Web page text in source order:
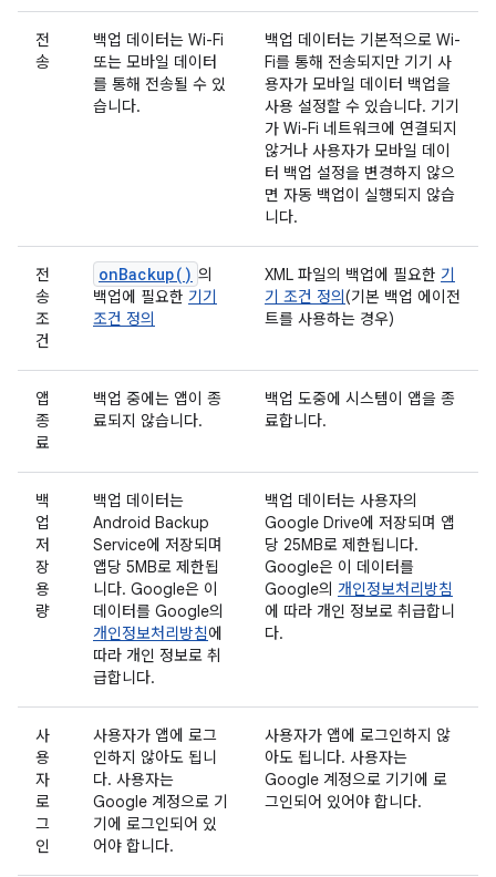
전
송
백업 데이터는 Wi-Fi
또는 모바일 데이터
를 통해 전송될 수 있
습니다.
백업 데이터는 기본적으로 Wi-
Fi를 통해 전송되지만 기기 사
용자가 모바일 데이터 백업을
사용 설정할 수 있습니다. 기기
가 Wi-Fi 네트워크에 연결되지
않거나 사용자가 모바일 데이
터 백업 설정을 변경하지 않으
면 자동 백업이 실행되지 않습
니다.
전
송
조
건
onBackup() 의
백업에 필요한 기기
조건 정의
XML 파일의 백업에 필요한 기
기 조건 정의(기본 백업 에이전
트를 사용하는 경우)
앱
종
료
백업 중에는 앱이 종
료되지 않습니다.
백업 도중에 시스템이 앱을 종
료합니다.
백
업
저
장
용
량
백업 데이터는
Android Backup
Service에 저장되며
앱당 5MB로 제한됩
니다. Google은 이
데이터를 Google의
개인정보처리방침에
따라 개인 정보로 취
급합니다.
백업 데이터는 사용자의
Google Drive에 저장되며 앱
당 25MB로 제한됩니다.
Google은 이 데이터를
Google의 개인정보처리방침
에 따라 개인 정보로 취급합니
다.
사
용
자
로
그
인
사용자가 앱에 로그
인하지 않아도 됩니
다. 사용자는
Google 계정으로 기
기에 로그인되어 있
어야 합니다.
사용자가 앱에 로그인하지 않
아도 됩니다. 사용자는
Google 계정으로 기기에 로
그인되어 있어야 합니다.